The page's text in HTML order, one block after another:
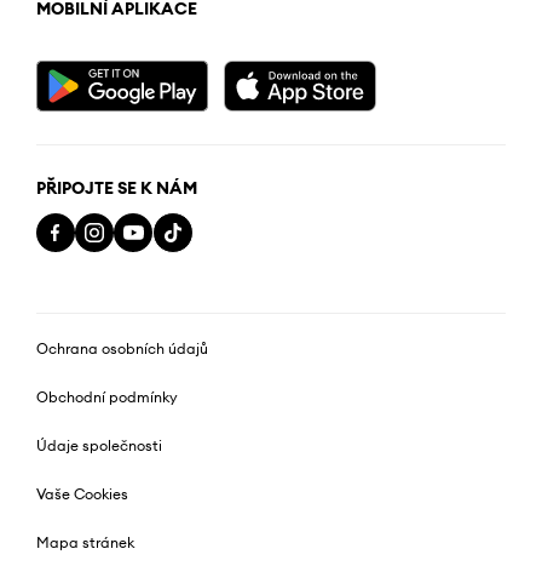
MOBILNÍ APLIKACE
PŘIPOJTE SE K NÁM
Ochrana osobních údajů
Obchodní podmínky
Údaje společnosti
Vaše Cookies
Mapa stránek